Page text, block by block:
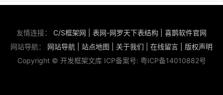
友情连接： C/S框架网 表网-网罗天下表结构
喜鹊软件官网
网站导航： 网站导航 站点地图 关于我们 在线留言
版权声明
Copyright © 开发框架文库 ICP备案号: 粤ICP备14010882号